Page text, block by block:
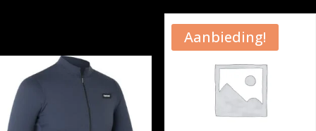
Aanbieding!